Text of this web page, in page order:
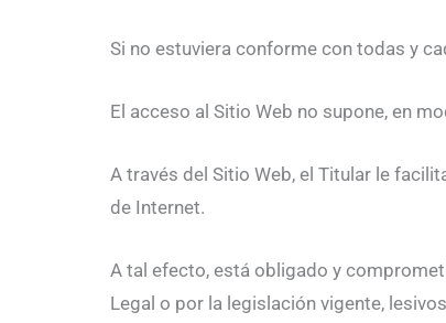
Si no estuviera conforme con todas y
El acceso al Sitio Web no supone, en
A través del Sitio Web, el Titular le
de Internet.
A tal efecto, está obligado y
Legal o por la legislación vigente,